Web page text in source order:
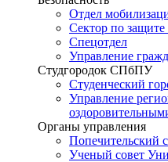
Отдел
Сектор по
Спецотдел
Управление
Студгородок СПбПУ
Студенческий
Управление
Органы управления
Попечительский
Ученый совет